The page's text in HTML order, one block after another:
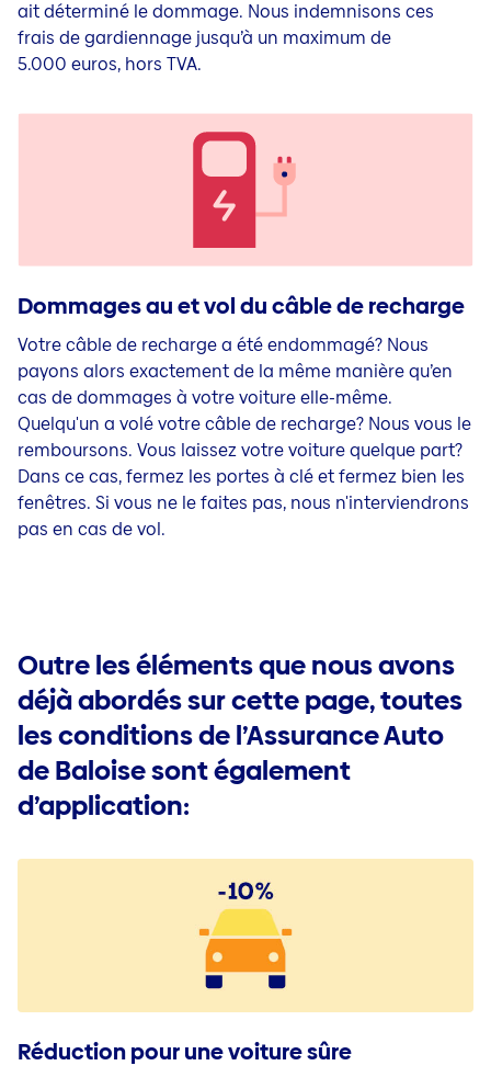
ait déterminé le dommage. Nous indemnisons ces
frais de gardiennage jusqu’à un maximum de
5.000 euros, hors TVA.
Dommages au et vol du câble de recharge
Votre câble de recharge a été endommagé? Nous
payons alors exactement de la même manière qu’en
cas de dommages à votre voiture elle-même.
Quelqu'un a volé votre câble de recharge? Nous vous le
remboursons. Vous laissez votre voiture quelque part?
Dans ce cas, fermez les portes à clé et fermez bien les
fenêtres. Si vous ne le faites pas, nous n'interviendrons
pas en cas de vol.
Outre les éléments que nous avons
déjà abordés sur cette page, toutes
les conditions de l’Assurance Auto
de Baloise sont également
d’application:
Réduction pour une voiture sûre